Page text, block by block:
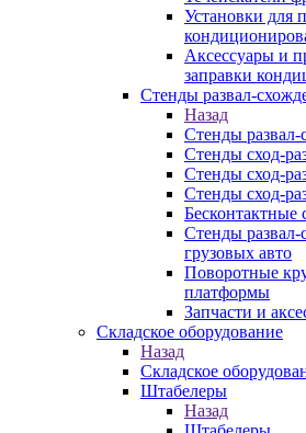
Установки для
Аксессуары и
заправки
Стенды развал-
Назад
Стенды развал-
Стенды сход-
Стенды сход-
Стенды сход-
Бесконтактные
Стенды развал-
грузовых авто
Поворотные
платформы
Запчасти и
Складское оборудование
Назад
Складское
Штабелеры
Назад